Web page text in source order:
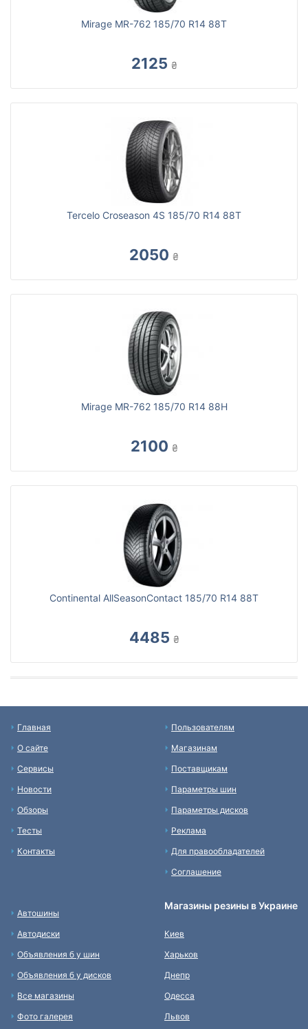
Mirage MR-762 185/70 R14 88T
2125 ₴
Tercelo Croseason 4S 185/70 R14 88T
2050 ₴
Mirage MR-762 185/70 R14 88H
2100 ₴
Continental AllSeasonContact 185/70 R14 88T
4485 ₴
Главная
О сайте
Сервисы
Новости
Обзоры
Тесты
Контакты
Пользователям
Магазинам
Поставщикам
Параметры шин
Параметры дисков
Реклама
Для правообладателей
Соглашение
Автошины
Автодиски
Объявления б у шин
Объявления б у дисков
Все магазины
Фото галерея
Магазины резины в Украине
Киев
Харьков
Днепр
Одесса
Львов